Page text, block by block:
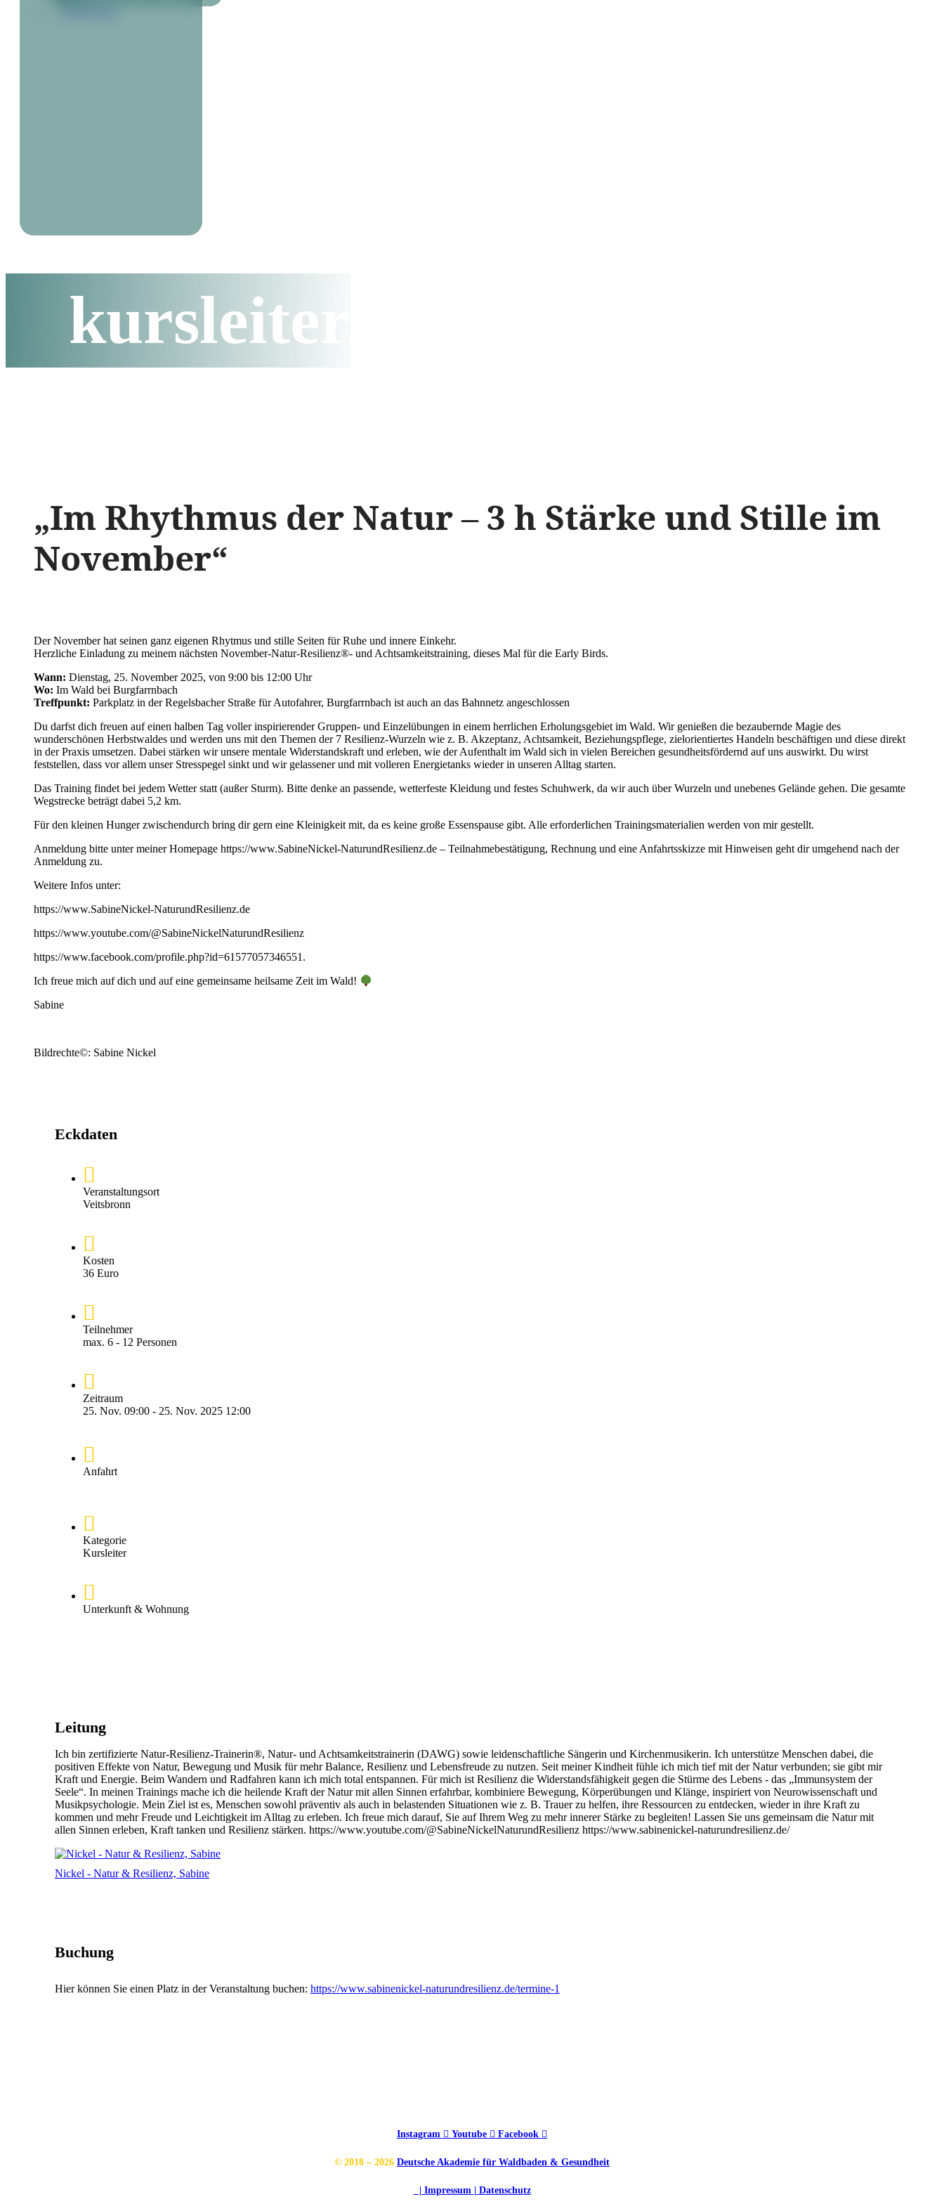
kursleiter
„Im Rhythmus der Natur – 3 h Stärke und Stille im
November“
Der November hat seinen ganz eigenen Rhytmus und stille Seiten für Ruhe und innere Einkehr.
Herzliche Einladung zu meinem nächsten November-Natur-Resilienz®- und Achtsamkeitstraining, dieses Mal für die Early Birds.
Wann: Dienstag, 25. November 2025, von 9:00 bis 12:00 Uhr
Wo: Im Wald bei Burgfarrnbach
Treffpunkt: Parkplatz in der Regelsbacher Straße für Autofahrer, Burgfarrnbach ist auch an das Bahnnetz angeschlossen
Du darfst dich freuen auf einen halben Tag voller inspirierender Gruppen- und Einzelübungen in einem herrlichen Erholungsgebiet im Wald. Wir genießen die bezaubernde Magie des
wunderschönen Herbstwaldes und werden uns mit den Themen der 7 Resilienz-Wurzeln wie z. B. Akzeptanz, Achtsamkeit, Beziehungspflege, zielorientiertes Handeln beschäftigen und diese direkt
in der Praxis umsetzen. Dabei stärken wir unsere mentale Widerstandskraft und erleben, wie der Aufenthalt im Wald sich in vielen Bereichen gesundheitsfördernd auf uns auswirkt. Du wirst
feststellen, dass vor allem unser Stresspegel sinkt und wir gelassener und mit volleren Energietanks wieder in unseren Alltag starten.
Das Training findet bei jedem Wetter statt (außer Sturm). Bitte denke an passende, wetterfeste Kleidung und festes Schuhwerk, da wir auch über Wurzeln und unebenes Gelände gehen. Die gesamte
Wegstrecke beträgt dabei 5,2 km.
Für den kleinen Hunger zwischendurch bring dir gern eine Kleinigkeit mit, da es keine große Essenspause gibt. Alle erforderlichen Trainingsmaterialien werden von mir gestellt.
Anmeldung bitte unter meiner Homepage https://www.SabineNickel-NaturundResilienz.de – Teilnahmebestätigung, Rechnung und eine Anfahrtsskizze mit Hinweisen geht dir umgehend nach der
Anmeldung zu.
Weitere Infos unter:
https://www.SabineNickel-NaturundResilienz.de
https://www.youtube.com/@SabineNickelNaturundResilienz
https://www.facebook.com/profile.php?id=61577057346551.
Ich freue mich auf dich und auf eine gemeinsame heilsame Zeit im Wald!
Sabine
Bildrechte©: Sabine Nickel
Eckdaten
Veranstaltungsort
Veitsbronn
Kosten
36 Euro
Teilnehmer
max. 6 - 12 Personen
Zeitraum
25. Nov. 09:00 - 25. Nov. 2025 12:00
Anfahrt
Kategorie
Kursleiter
Unterkunft & Wohnung
Leitung
Ich bin zertifizierte Natur-Resilienz-Trainerin®, Natur- und Achtsamkeitstrainerin (DAWG) sowie leidenschaftliche Sängerin und Kirchenmusikerin. Ich unterstütze Menschen dabei, die
positiven Effekte von Natur, Bewegung und Musik für mehr Balance, Resilienz und Lebensfreude zu nutzen. Seit meiner Kindheit fühle ich mich tief mit der Natur verbunden; sie gibt mir
Kraft und Energie. Beim Wandern und Radfahren kann ich mich total entspannen. Für mich ist Resilienz die Widerstandsfähigkeit gegen die Stürme des Lebens - das „Immunsystem der
Seele“. In meinen Trainings mache ich die heilende Kraft der Natur mit allen Sinnen erfahrbar, kombiniere Bewegung, Körperübungen und Klänge, inspiriert von Neurowissenschaft und
Musikpsychologie. Mein Ziel ist es, Menschen sowohl präventiv als auch in belastenden Situationen wie z. B. Trauer zu helfen, ihre Ressourcen zu entdecken, wieder in ihre Kraft zu
kommen und mehr Freude und Leichtigkeit im Alltag zu erleben. Ich freue mich darauf, Sie auf Ihrem Weg zu mehr innerer Stärke zu begleiten! Lassen Sie uns gemeinsam die Natur mit
allen Sinnen erleben, Kraft tanken und Resilienz stärken. https://www.youtube.com/@SabineNickelNaturundResilienz https://www.sabinenickel-naturundresilienz.de/
Nickel - Natur & Resilienz, Sabine
Buchung
Hier können Sie einen Platz in der Veranstaltung buchen: https://www.sabinenickel-naturundresilienz.de/termine-1
Instagram Youtube Facebook
© 2018 – 2026 Deutsche Akademie für Waldbaden & Gesundheit
| Impressum | Datenschutz